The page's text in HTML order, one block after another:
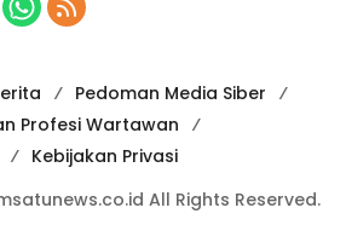
Pedoman Media Siber
Profesi Wartawan
Kebijakan Privasi
All Rights Reserved.